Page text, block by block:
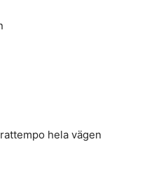
hela vägen